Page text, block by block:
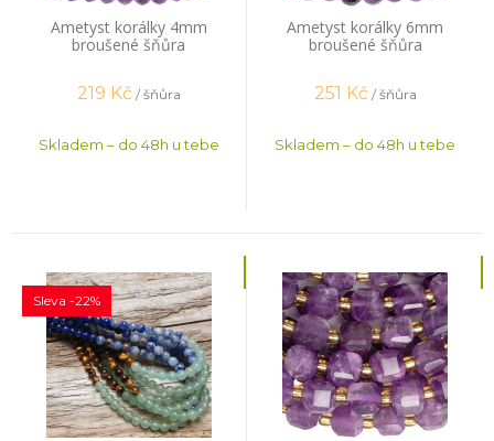
Ametyst korálky 4mm
broušené šňůra
219 Kč / šňůra
Skladem – do 48h u tebe
Ametyst korálky 6mm
broušené šňůra
251 Kč / šňůra
Skladem – do 48h u tebe
Sleva -22%